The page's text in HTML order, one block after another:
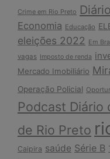
Crime em Rio Preto
Economia Educação
eleições 2022 Em
vagas
Imposto de renda
Mercado Imobiliário
Operação Policial
Podcast Diário
de Rio Preto
Caipira saúde Série B